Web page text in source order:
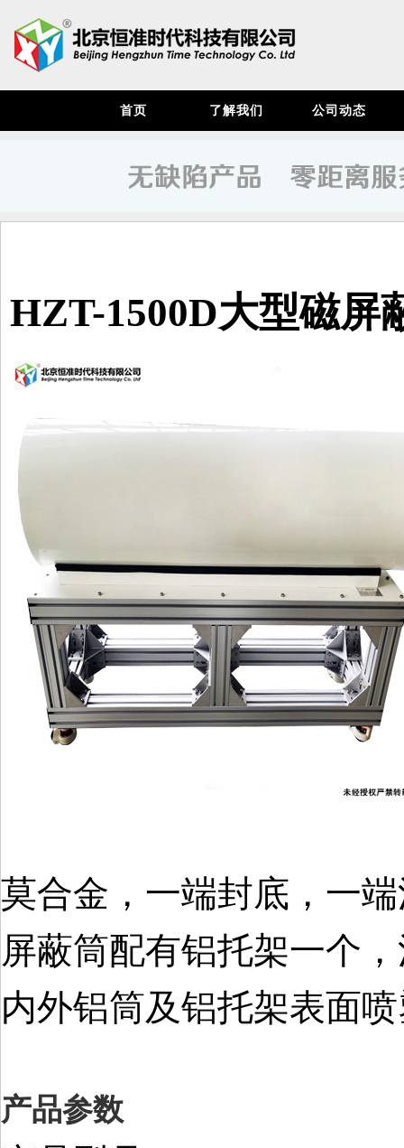
首页 了解我们 公司动态
HZT-1500D大型磁屏
莫合金，一端封底，一
屏蔽筒配有铝托架一个
内外铝筒及铝托架表面
产品参数